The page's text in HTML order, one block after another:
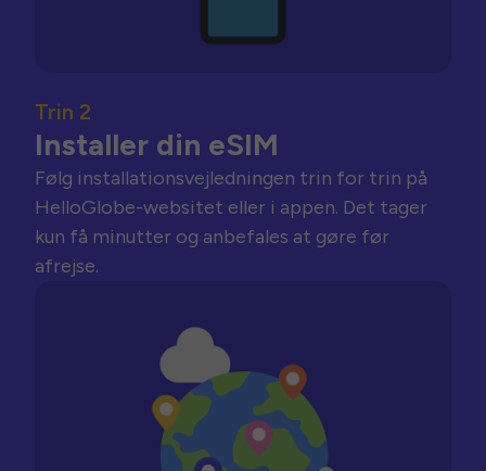
Trin 2
Installer din eSIM
Følg installationsvejledningen trin for trin på
HelloGlobe-websitet eller i appen. Det tager
kun få minutter og anbefales at gøre før
afrejse.